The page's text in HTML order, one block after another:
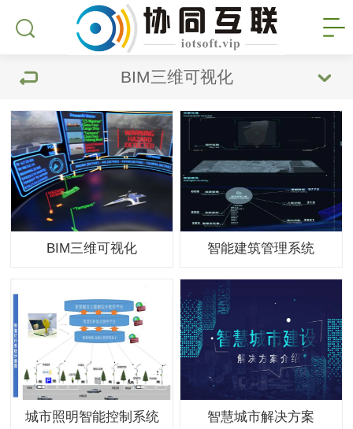
BIM三维可视化
BIM三维可视化 智能建筑管理系统
城市照明智能控制系统 智慧城市解决方案